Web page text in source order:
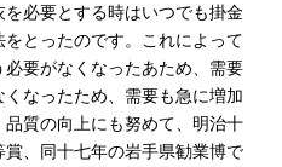
必要とする時はいつでも掛金
とったのです。これによって
要がなくなったあため、需要
なったため、需要も急に増加
質の向上にも努めて、明治十
、同十七年の岩手県勧業博で